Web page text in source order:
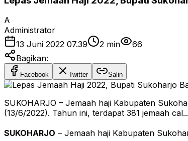
A
Administrator
13 Juni 2022 07.39
2 min
66
Bagikan:
Facebook Twitter Salin
SUKOHARJO – Jemaah haji Kabupaten
(13/6/2022). Tahun ini, terdapat 381 jemaah cal...
SUKOHARJO – Jemaah haji Kabupaten